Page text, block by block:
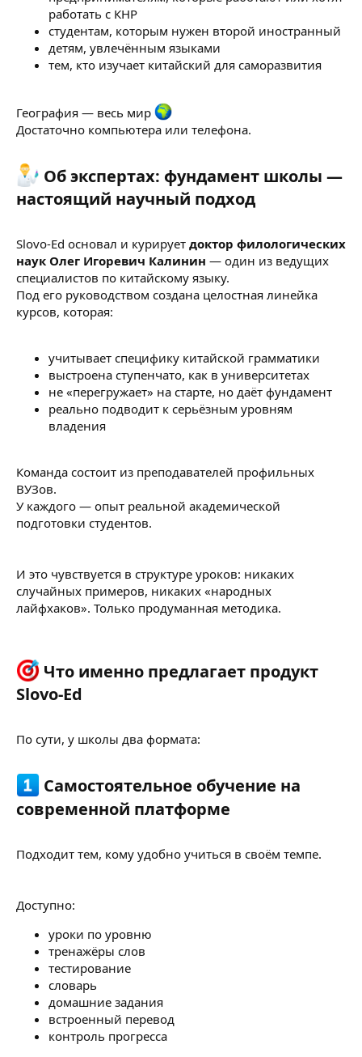
работать с КНР
студентам, которым нужен второй иностранный
детям, увлечённым языками
тем, кто изучает китайский для саморазвития
География — весь мир
Достаточно компьютера или телефона.
Об экспертах: фундамент школы —
настоящий научный подход​
Slovo-Ed основал и курирует доктор филологических
наук Олег Игоревич Калинин — один из ведущих
специалистов по китайскому языку.
Под его руководством создана целостная линейка
курсов, которая:
учитывает специфику китайской грамматики
выстроена ступенчато, как в университетах
не «перегружает» на старте, но даёт фундамент
реально подводит к серьёзным уровням
владения
Команда состоит из преподавателей профильных
ВУЗов.
У каждого — опыт реальной академической
подготовки студентов.
И это чувствуется в структуре уроков: никаких
случайных примеров, никаких «народных
лайфхаков». Только продуманная методика.
Что именно предлагает продукт
Slovo-Ed​
По сути, у школы два формата:
Самостоятельное обучение на
современной платформе
Подходит тем, кому удобно учиться в своём темпе.
Доступно:
уроки по уровню
тренажёры слов
тестирование
словарь
домашние задания
встроенный перевод
контроль прогресса